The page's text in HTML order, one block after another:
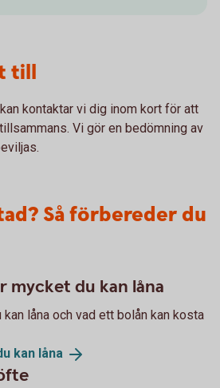
till
kontaktar vi dig inom kort för att
Vi gör en bedömning av
Så förbereder du
mycket du kan låna
kan låna och vad ett bolån kan kosta
kan låna